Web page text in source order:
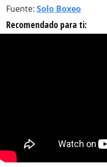
Fuente: Solo Boxeo
Recomendado para ti: